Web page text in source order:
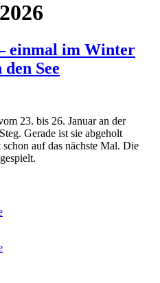
einmal im Winter
See
23. bis 26. Januar an der
Gerade ist sie abgeholt
auf das nächste Mal. Die